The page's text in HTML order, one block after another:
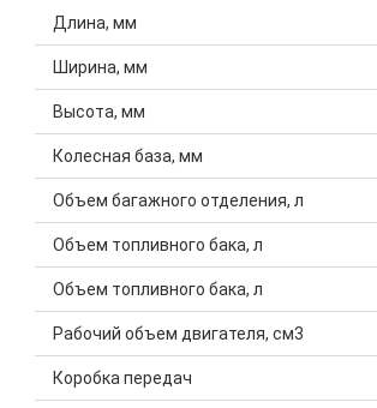
Длина, мм
Ширина, мм
Высота, мм
Колесная база, мм
Объем багажного отделения, л
Объем топливного бака, л
Объем топливного бака, л
Рабочий объем двигателя, см3
Коробка передач